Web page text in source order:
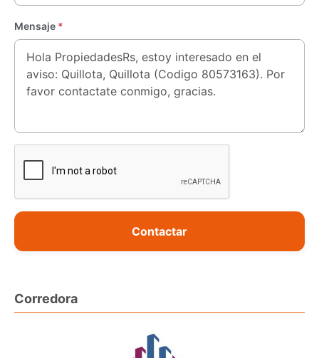
Mensaje *
Contactar
Corredora